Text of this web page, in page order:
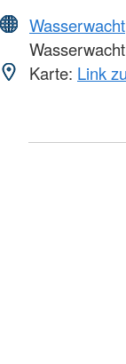
Wasserwacht
Wasserwacht
Karte: Link